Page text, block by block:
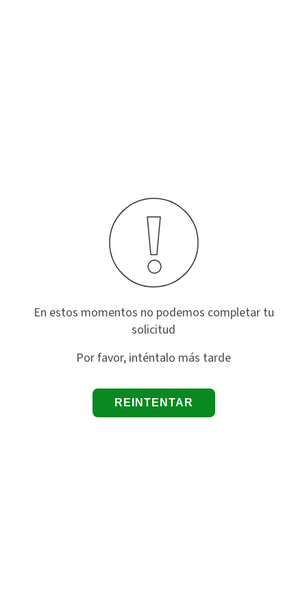
En estos momentos no podemos completar tu
solicitud
Por favor, inténtalo más tarde
REINTENTAR